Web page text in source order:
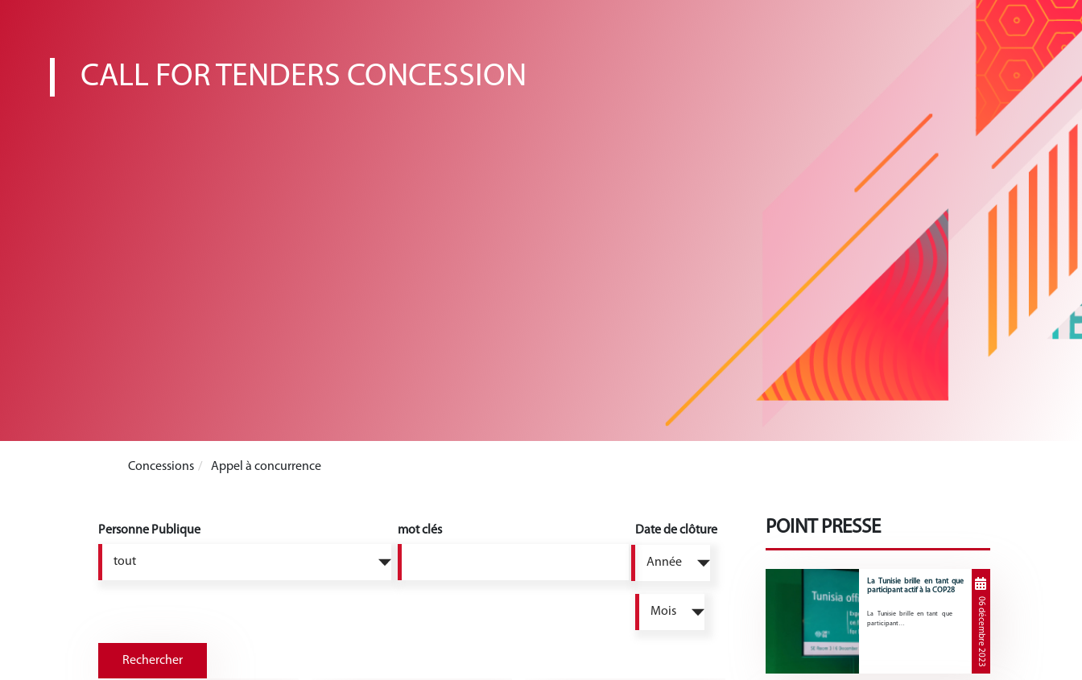
CALL FOR TENDERS CONCESSION
Concessions Appel à concurrence
Personne Publique mot clés Date de clôture POINT PRESSE
La Tunisie brille en tant que
participant actif à la COP28
La Tunisie brille en tant que
participant…
06 décembre 2023